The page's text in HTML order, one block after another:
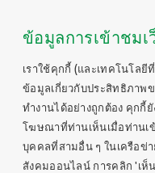
ข้อมูลการเข้าชม
เราใช้คุกกี้ (และเทคโนโลยี
ข้อมูลเกี่ยวกับประสิทธิภาพข
ทำงานได้อย่างถูกต้อง คุกกี้
โฆษณาที่ท่านเห็นเมื่อท่านเ
บุคคลที่สามอื่น ๆ ในเครือข่
สังคมออนไลน์ การคลิก 'เห็